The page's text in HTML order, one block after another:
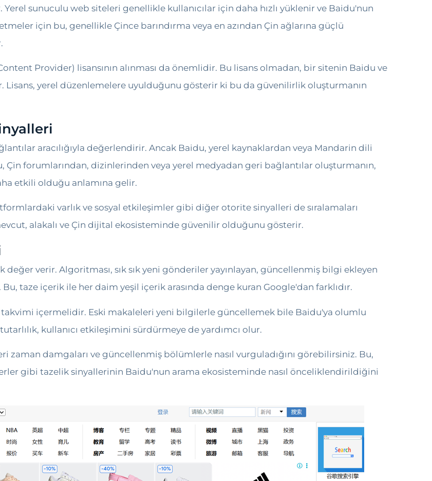
sunuculu web siteleri genellikle kullanıcılar için daha hızlı yüklenir ve Baidu'nun
için bu, genellikle Çince barındırma veya en azından Çin ağlarına güçlü
Provider) lisansının alınması da önemlidir. Bu lisans olmadan, bir sitenin Baidu ve
Lisans, yerel düzenlemelere uyulduğunu gösterir ki bu da güvenilirlik oluşturmanın
aracılığıyla değerlendirir. Ancak Baidu, yerel kaynaklardan veya Mandarin dili
Çin forumlarından, dizinlerinden veya yerel medyadan geri bağlantılar oluşturmanın,
etkili olduğu anlamına gelir.
varlık ve sosyal etkileşimler gibi diğer otorite sinyalleri de sıralamaları
alakalı ve Çin dijital ekosisteminde güvenilir olduğunu gösterir.
verir. Algoritması, sık sık yeni gönderiler yayınlayan, güncellenmiş bilgi ekleyen
taze içerik ile her daim yeşil içerik arasında denge kuran Google'dan farklıdır.
içermelidir. Eski makaleleri yeni bilgilerle güncellemek bile Baidu'ya olumlu
kullanıcı etkileşimini sürdürmeye de yardımcı olur.
zaman damgaları ve güncellenmiş bölümlerle nasıl vurguladığını görebilirsiniz. Bu,
gibi tazelik sinyallerinin Baidu'nun arama ekosisteminde nasıl önceliklendirildiğini